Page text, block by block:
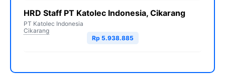
HRD Staff PT Katolec Indonesia, Cikarang
PT Katolec Indonesia
Cikarang
Rp 5.938.885